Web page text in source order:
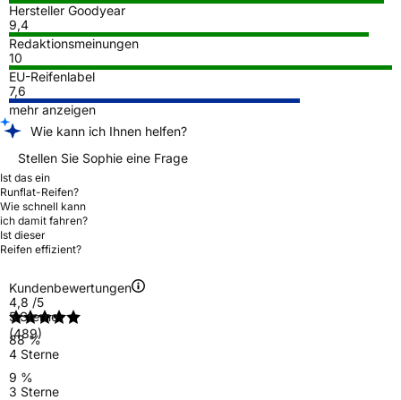
Hersteller Goodyear
9,4
Redaktionsmeinungen
10
EU-Reifenlabel
7,6
mehr anzeigen
Wie kann ich Ihnen helfen?
Stellen Sie Sophie eine Frage
Ist das ein
Runflat-Reifen?
Wie schnell kann
ich damit fahren?
Ist dieser
Reifen effizient?
Kundenbewertungen
4,8 /5
(489)
5 Sterne
88 %
4 Sterne
9 %
3 Sterne